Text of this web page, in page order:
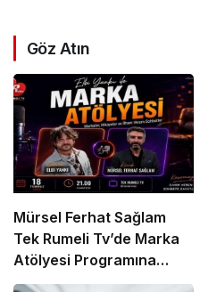
Göz Atın
Mürsel Ferhat Sağlam
Tek Rumeli Tv’de Marka
Atölyesi Programına
Konuk Oldu